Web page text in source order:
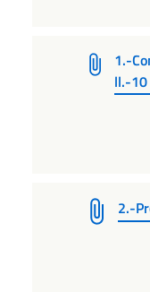
1.-
ll.-10
2.-